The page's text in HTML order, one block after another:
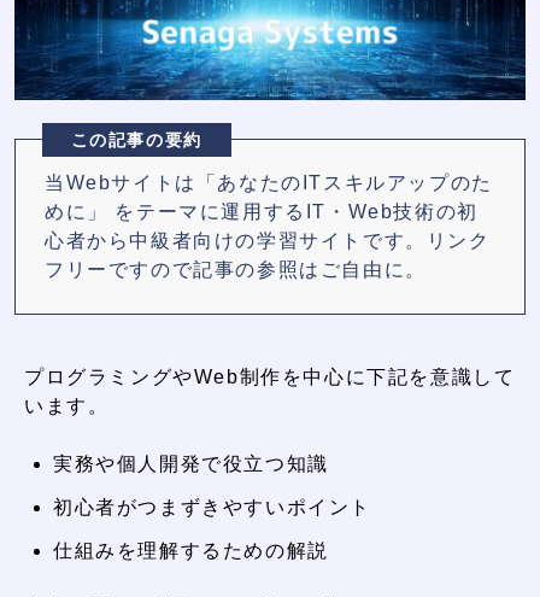
この記事の要約
当Webサイトは「あなたのITスキルアップのた
めに」 をテーマに運用するIT・Web技術の初
心者から中級者向けの学習サイトです。リンク
フリーですので記事の参照はご自由に。
プログラミングやWeb制作を中心に下記を意識して
います。
実務や個人開発で役立つ知識
初心者がつまずきやすいポイント
仕組みを理解するための解説